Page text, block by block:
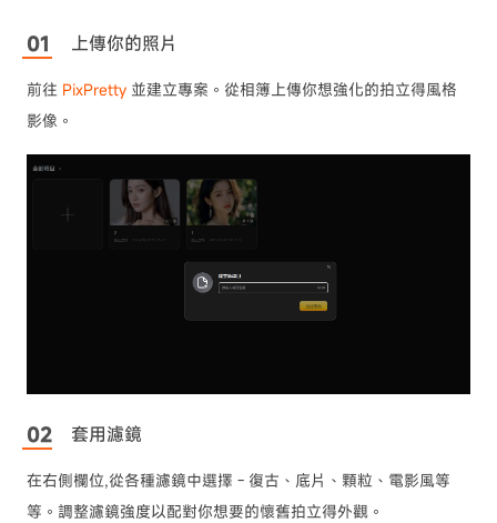
上傳你的照片
前往 PixPretty 並建立專案。從相簿上傳你想強化的拍立得風格
影像。
套用濾鏡
在右側欄位,從各種濾鏡中選擇 - 復古、底片、顆粒、電影風等
等。調整濾鏡強度以配對你想要的懷舊拍立得外觀。